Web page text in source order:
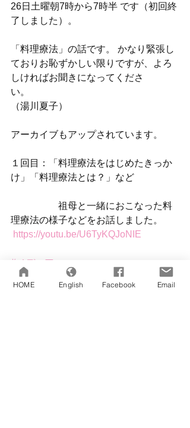
26日土曜朝7時から7時半 です（初回終
了しました）。
「料理療法」の話です。 かなり緊張し
ておりお恥ずかしい限りですが、よろ
しければお聞きになってくださ
い。
（湯川夏子）
アーカイブもアップされています。
１回目：「料理療法をはじめたきっか
け」「料理療法とは？」など
祖母と一緒におこなった料
理療法の様子などをお話しました。
https://youtu.be/U6TyKQJoNIE
#メディア
HOME English Facebook Email